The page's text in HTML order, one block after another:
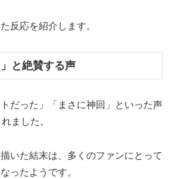
反応を紹介します。
と絶賛する声
トだった」「まさに神回」といった声
ました。
いた結末は、多くのファンにとって
ったようです。